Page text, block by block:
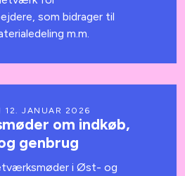
som bidrager til
m.m.
12. JANUAR 2026
om indkøb,
genbrug
i Øst- og